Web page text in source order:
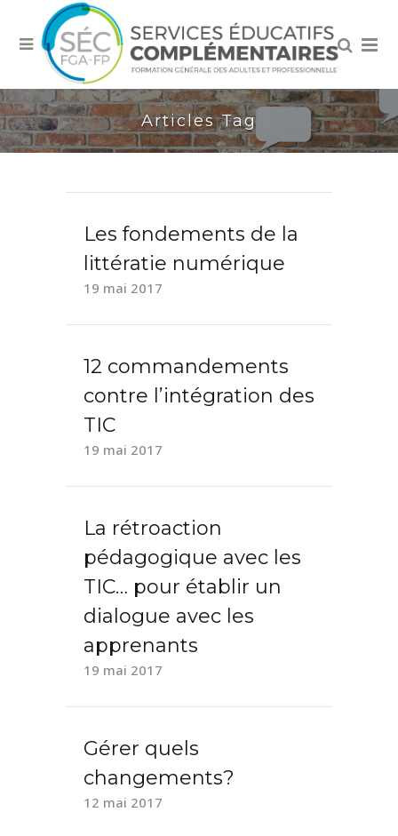
Articles Tag
Les fondements de la
littératie numérique
19 mai 2017
12 commandements
contre l’intégration des
TIC
19 mai 2017
La rétroaction
pédagogique avec les
TIC… pour établir un
dialogue avec les
apprenants
19 mai 2017
Gérer quels
changements?
12 mai 2017